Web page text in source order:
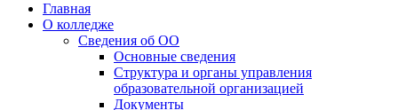
Главная
О колледже
Сведения об ОО
Основные сведения
Структура и органы управления
образовательной организацией
Документы